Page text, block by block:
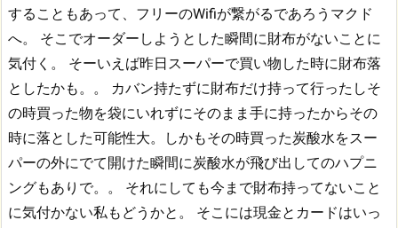
することもあって、フリーのWifiが繋がるであろうマクド
へ。
そこでオーダーしようとした瞬間に財布がないことに
気付く。
そーいえば昨日スーパーで買い物した時に財布落
としたかも。。
カバン持たずに財布だけ持って行ったしそ
の時買った物を袋にいれずにそのまま手に持ったからその
時に落とした可能性大。しかもその時買った炭酸水をスー
パーの外にでて開けた瞬間に炭酸水が飛び出してのハプニ
ングもありで。。
それにしても今まで財布持ってないこと
に気付かない私もどうかと。
そこには現金とカードはいっ